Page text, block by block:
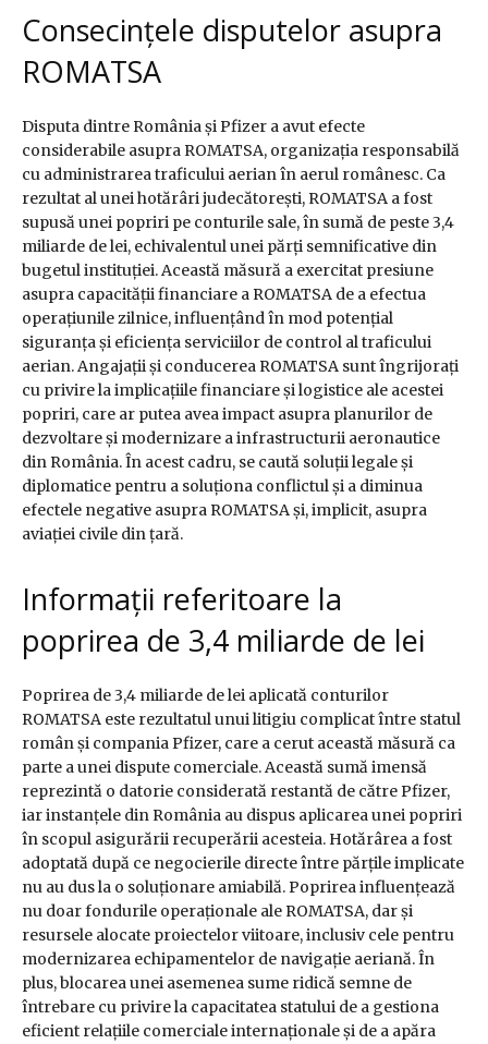
Consecințele disputelor asupra
ROMATSA
Disputa dintre România și Pfizer a avut efecte
considerabile asupra ROMATSA, organizația responsabilă
cu administrarea traficului aerian în aerul românesc. Ca
rezultat al unei hotărâri judecătorești, ROMATSA a fost
supusă unei popriri pe conturile sale, în sumă de peste 3,4
miliarde de lei, echivalentul unei părți semnificative din
bugetul instituției. Această măsură a exercitat presiune
asupra capacității financiare a ROMATSA de a efectua
operațiunile zilnice, influențând în mod potențial
siguranța și eficiența serviciilor de control al traficului
aerian. Angajații și conducerea ROMATSA sunt îngrijorați
cu privire la implicațiile financiare și logistice ale acestei
popriri, care ar putea avea impact asupra planurilor de
dezvoltare și modernizare a infrastructurii aeronautice
din România. În acest cadru, se caută soluții legale și
diplomatice pentru a soluționa conflictul și a diminua
efectele negative asupra ROMATSA și, implicit, asupra
aviației civile din țară.
Informații referitoare la
poprirea de 3,4 miliarde de lei
Poprirea de 3,4 miliarde de lei aplicată conturilor
ROMATSA este rezultatul unui litigiu complicat între statul
român și compania Pfizer, care a cerut această măsură ca
parte a unei dispute comerciale. Această sumă imensă
reprezintă o datorie considerată restantă de către Pfizer,
iar instanțele din România au dispus aplicarea unei popriri
în scopul asigurării recuperării acesteia. Hotărârea a fost
adoptată după ce negocierile directe între părțile implicate
nu au dus la o soluționare amiabilă. Poprirea influențează
nu doar fondurile operaționale ale ROMATSA, dar și
resursele alocate proiectelor viitoare, inclusiv cele pentru
modernizarea echipamentelor de navigație aeriană. În
plus, blocarea unei asemenea sume ridică semne de
întrebare cu privire la capacitatea statului de a gestiona
eficient relațiile comerciale internaționale și de a apăra